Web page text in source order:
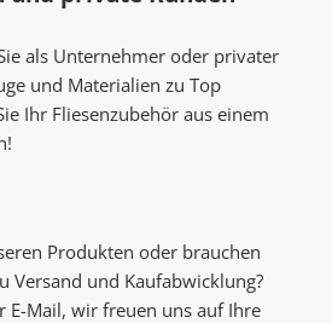
als Unternehmer oder privater
und Materialien zu Top
Ihr Fliesenzubehör aus einem
Produkten oder brauchen
Versand und Kaufabwicklung?
E-Mail, wir freuen uns auf Ihre